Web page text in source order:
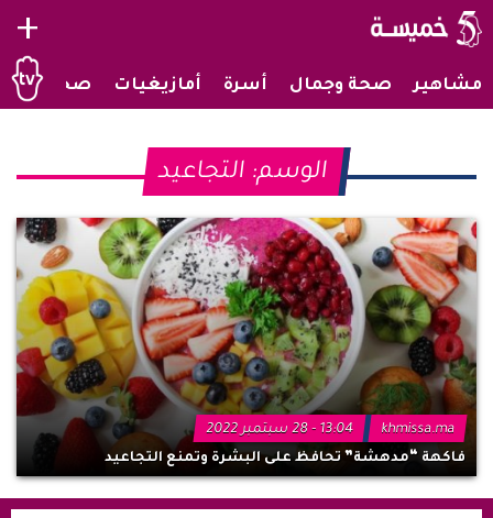
+
مشاهير صحة وجمال أسرة أمازيغيات صحراويات
الوسم:التجاعيد
khmissa.ma
13:04 - 28 سبتمبر 2022
فاكهة “مدهشة” تحافظ على البشرة وتمنع التجاعيد